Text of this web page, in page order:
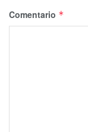
Comentario *